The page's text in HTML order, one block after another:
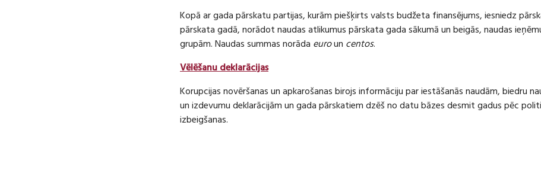
Kopā ar gada pārskatu partijas, kurām piešķirts valsts budžeta finansējums, iesniedz
pārskata gadā, norādot naudas atlikumus pārskata gada sākumā un beigās, naudas
grupām. Naudas summas norāda euroun centos.
Vēlēšanu deklarācijas
Korupcijas novēršanas un apkarošanas birojs informāciju par iestāšanās naudām, biedru
un izdevumu deklarācijām un gada pārskatiem dzēš no datu bāzes desmit gadus pēc
izbeigšanas.